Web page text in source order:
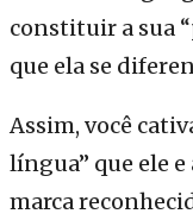
constituir a sua
que ela se
Assim, você
língua” que ele
marca